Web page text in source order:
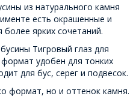
из натурального камня
есть окрашенные и
ярких сочетаний.
Тигровый глаз для
удобен для тонких
для бус, серег и подвесок.
формат, но и оттенок камня.